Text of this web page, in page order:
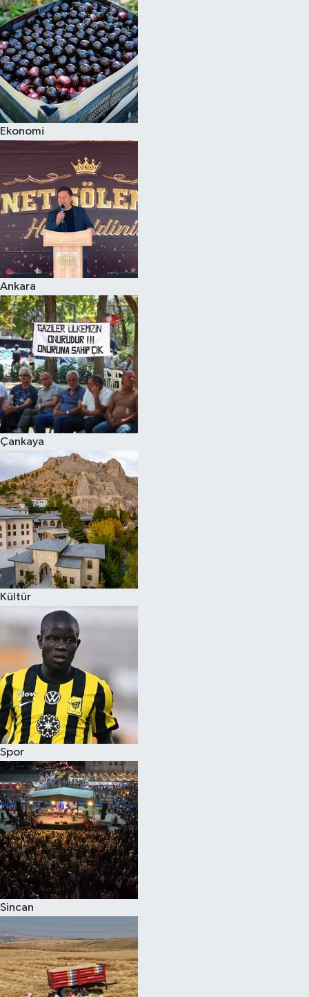
Ekonomi
Ankara
Çankaya
Kültür
Spor
Sincan